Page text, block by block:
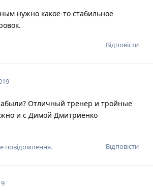
нужно какое-то стабильное
Відповісти
Отличный тренер и тройные
и с Димой Дмитриенко
Відповісти
повідомлення.